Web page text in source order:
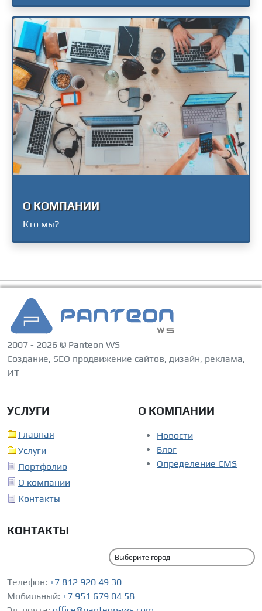
О КОМПАНИИ
Кто мы?
2007 - 2026 © Panteon WS
Создание, SEO продвижение сайтов, дизайн, реклама,
ИТ
УСЛУГИ
Главная
Услуги
Портфолио
О компании
Контакты
О КОМПАНИИ
Новости
Блог
Определение CMS
КОНТАКТЫ
Телефон: +7 812 920 49 30
Мобильный: +7 951 679 04 58